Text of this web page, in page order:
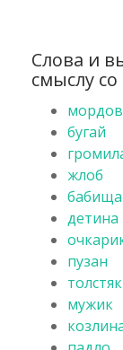
Слова и
смыслу
бугай
жлоб
бабища
детина
пузан
толстяк
мужик